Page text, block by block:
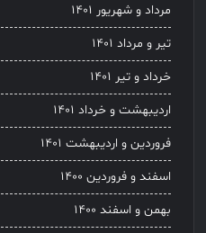
مرداد و شهریور ۱۴۰۱
تیر و مرداد ۱۴۰۱
خرداد و تیر ۱۴۰۱
اردیبهشت و خرداد ۱۴۰۱
فروردین و اردیبهشت ۱۴۰۱
اسفند و فروردین ۱۴۰۰
بهمن و اسفند ۱۴۰۰